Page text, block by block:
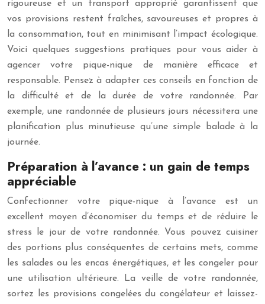
rigoureuse et un transport approprié garantissent que
vos provisions restent fraîches, savoureuses et propres à
la consommation, tout en minimisant l’impact écologique.
Voici quelques suggestions pratiques pour vous aider à
agencer votre pique-nique de manière efficace et
responsable. Pensez à adapter ces conseils en fonction de
la difficulté et de la durée de votre randonnée. Par
exemple, une randonnée de plusieurs jours nécessitera une
planification plus minutieuse qu’une simple balade à la
journée.
Préparation à l’avance : un gain de temps
appréciable
Confectionner votre pique-nique à l’avance est un
excellent moyen d’économiser du temps et de réduire le
stress le jour de votre randonnée. Vous pouvez cuisiner
des portions plus conséquentes de certains mets, comme
les salades ou les encas énergétiques, et les congeler pour
une utilisation ultérieure. La veille de votre randonnée,
sortez les provisions congelées du congélateur et laissez-